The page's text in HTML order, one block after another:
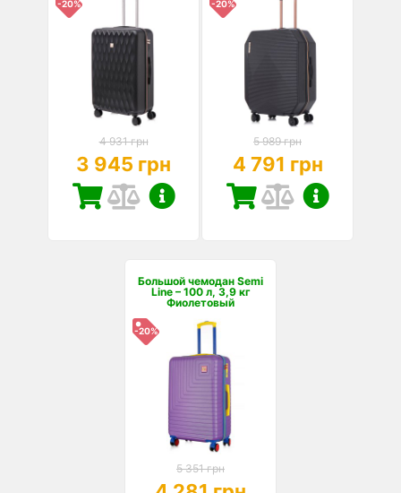
-20%
4 931 грн
3 945 грн
-20%
5 989 грн
4 791 грн
Большой чемодан Semi
Line – 100 л, 3,9 кг
Фиолетовый
-20%
5 351 грн